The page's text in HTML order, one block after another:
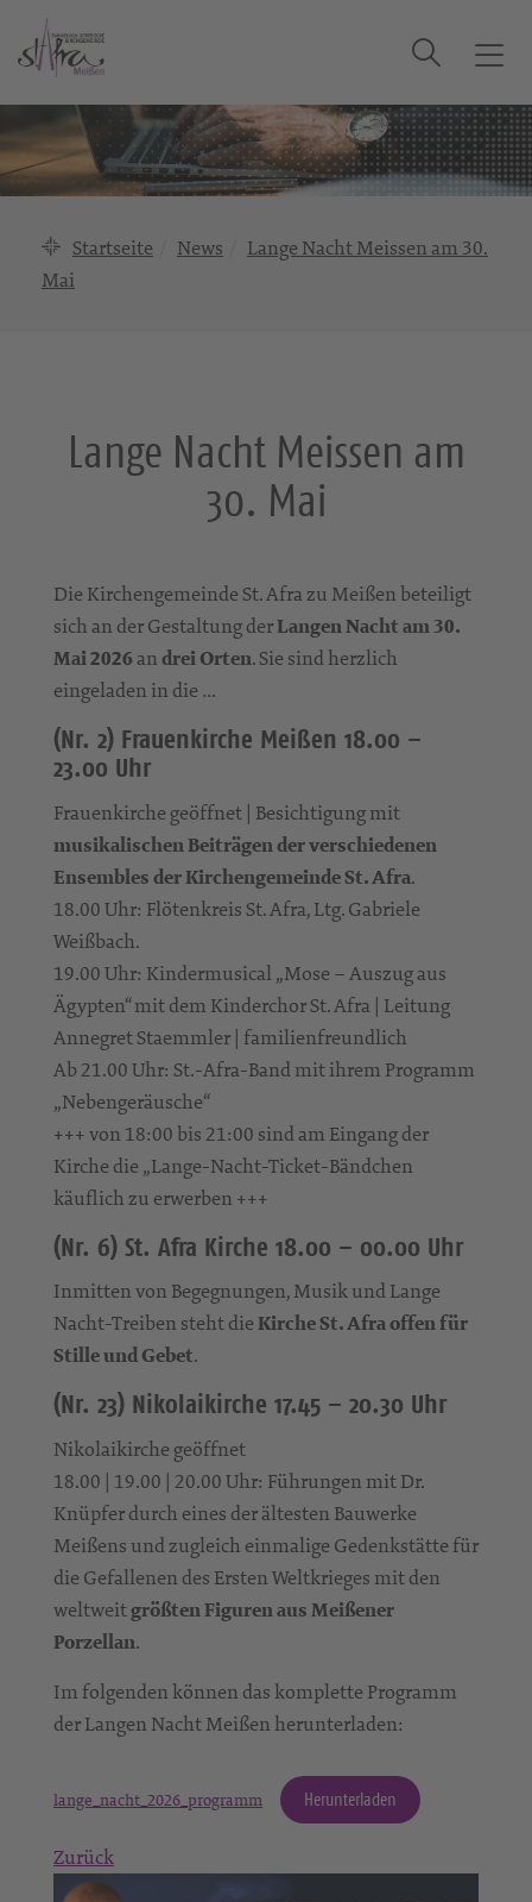
T
g
g
l
a
Suche
Startseite News
Lange Nacht Meissen am 30.
Mai
Lange Nacht Meissen am
30. Mai
Die Kirchengemeinde St. Afra zu Meißen beteiligt
sich an der Gestaltung derLangen Nacht am 30.
Mai 2026andrei Orten. Sie sind herzlich
eingeladen in die …
(Nr. 2) Frauenkirche Meißen 18.00 –
23.00 Uhr
Frauenkirche geöffnet | Besichtigung mit
musikalischen Beiträgen der verschiedenen
Ensembles der Kirchengemeinde St. Afra.
18.00 Uhr: Flötenkreis St. Afra, Ltg. Gabriele
Weißbach.
19.00 Uhr: Kindermusical „Mose – Auszug aus
Ägypten“ mit dem Kinderchor St. Afra | Leitung
Annegret Staemmler | familienfreundlich
Ab 21.00 Uhr: St.-Afra-Band mit ihrem Programm
„Nebengeräusche“
+++ von 18:00 bis 21:00 sind am Eingang der
Kirche die „Lange-Nacht-Ticket-Bändchen
käuflich zu erwerben +++
(Nr. 6) St. Afra Kirche 18.00 – 00.00 Uhr
Inmitten von Begegnungen, Musik und Lange
Nacht-Treiben steht dieKirche St. Afra offen für
Stille und Gebet.
(Nr. 23) Nikolaikirche 17.45 – 20.30 Uhr
Nikolaikirche geöffnet
18.00 | 19.00 | 20.00 Uhr: Führungen mit Dr.
Knüpfer durch eines der ältesten Bauwerke
Meißens und zugleich einmalige Gedenkstätte für
die Gefallenen des Ersten Weltkrieges mit den
weltweitgrößten Figuren aus Meißener
Porzellan.
Im folgenden können das komplette Programm
der Langen Nacht Meißen herunterladen:
lange_nacht_2026_programm Herunterladen
Zurück